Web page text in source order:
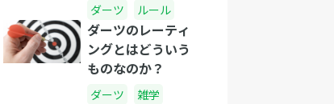
ダーツ ルール
ダーツのレーティ
ングとはどういう
ものなのか？
ダーツ 雑学